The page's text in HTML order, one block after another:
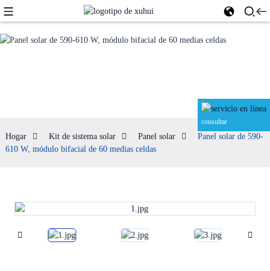
consultar
Hogar Kit de sistema solar Panel solar
Panel solar de 590-
610 W, módulo bifacial de 60 medias celdas